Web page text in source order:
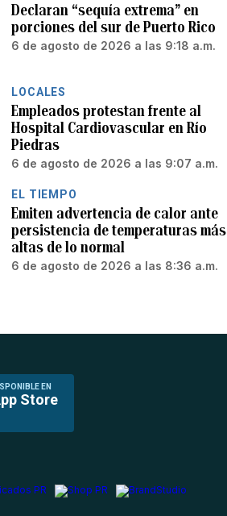
Declaran “sequía extrema” en
porciones del sur de Puerto Rico
6 de agosto de 2026 a las 9:18 a.m.
LOCALES
Empleados protestan frente al
Hospital Cardiovascular en Río
Piedras
6 de agosto de 2026 a las 9:07 a.m.
EL TIEMPO
Emiten advertencia de calor ante
persistencia de temperaturas más
altas de lo normal
6 de agosto de 2026 a las 8:36 a.m.
EN
Store